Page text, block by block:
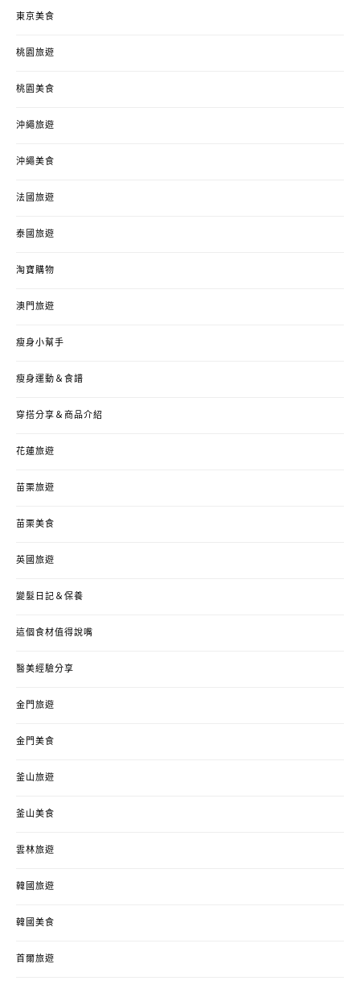
東京美食
桃園旅遊
桃園美食
沖繩旅遊
沖繩美食
法國旅遊
泰國旅遊
淘寶購物
澳門旅遊
瘦身小幫手
瘦身運動＆食譜
穿搭分享＆商品介紹
花蓮旅遊
苗栗旅遊
苗栗美食
英國旅遊
變髮日記＆保養
這個食材值得說嘴
醫美經驗分享
金門旅遊
金門美食
釜山旅遊
釜山美食
雲林旅遊
韓國旅遊
韓國美食
首爾旅遊